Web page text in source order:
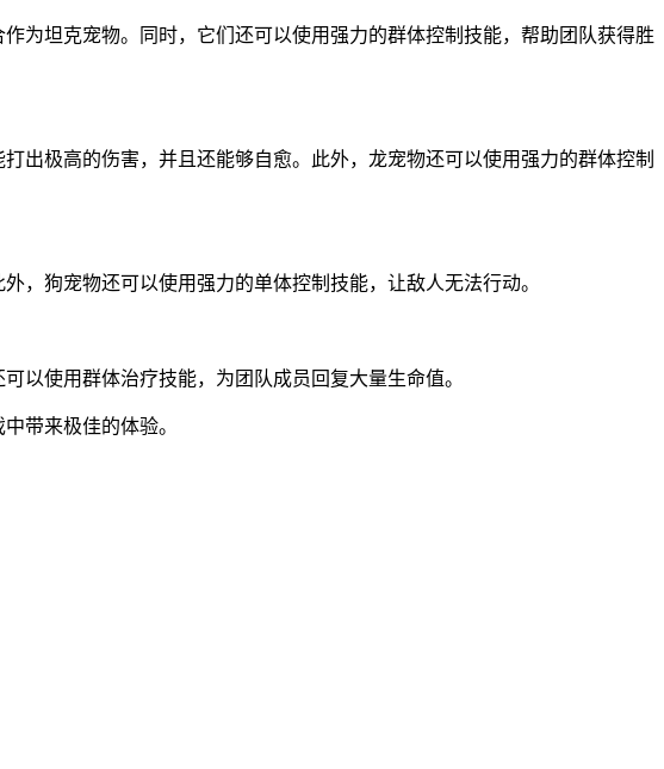
为坦克宠物。同时，它们还可以使用强力的群体控制技能，帮助团队获得胜
出极高的伤害，并且还能够自愈。此外，龙宠物还可以使用强力的群体控制
，狗宠物还可以使用强力的单体控制技能，让敌人无法行动。
以使用群体治疗技能，为团队成员回复大量生命值。
带来极佳的体验。